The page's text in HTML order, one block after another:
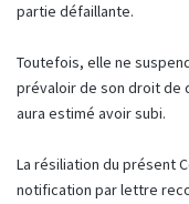
partie défaillante.
Toutefois, elle ne
prévaloir de son droit de
aura estimé avoir subi.
La résiliation du présent
notification par lettre